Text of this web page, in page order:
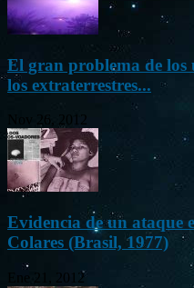
El gran problema de los
los extraterrestres...
Nov 26, 2012
Evidencia de un ataque
Colares (Brasil, 1977)
Ene 21, 2012